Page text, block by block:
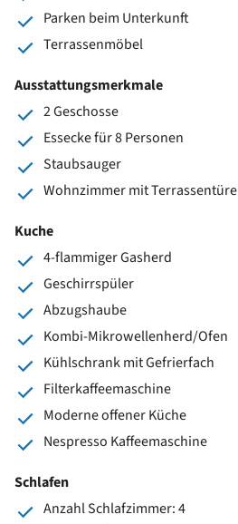
Parken beim Unterkunft
Terrassenmöbel
Ausstattungsmerkmale
2 Geschosse
Essecke für 8 Personen
Staubsauger
Wohnzimmer mit Terrassentüre
Kuche
4-flammiger Gasherd
Geschirrspüler
Abzugshaube
Kombi-Mikrowellenherd/Ofen
Kühlschrank mit Gefrierfach
Filterkaffeemaschine
Moderne offener Küche
Nespresso Kaffeemaschine
Schlafen
Anzahl Schlafzimmer: 4